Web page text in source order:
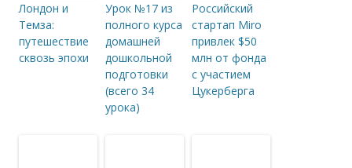
Лондон и
Темза:
путешествие
сквозь эпохи
Урок №17 из
полного курса
домашней
дошкольной
подготовки
(всего 34
урока)
Российский
стартап Miro
привлек $50
млн от фонда
с участием
Цукерберга